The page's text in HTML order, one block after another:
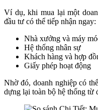
Ví dụ, khi mua lại một
đầu tư có thể tiếp nhận ngay:
Nhà xưởng và máy
Hệ thống nhân sự
Khách hàng và hợp
Giấy phép hoạt động
Nhờ đó, doanh nghiệp có
dựng lại toàn bộ hệ thống từ